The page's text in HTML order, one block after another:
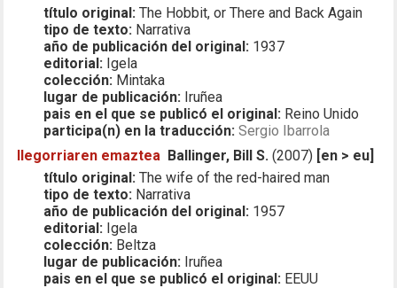
título original: The Hobbit, or There and Back Again
tipo de texto: Narrativa
año de publicación del original: 1937
editorial: Igela
colección: Mintaka
lugar de publicación: Iruñea
pais en el que se publicó el original: Reino Unido
participa(n) en la traducción: Sergio Ibarrola
Ilegorriaren emaztea Ballinger, Bill S. (2007) [en > eu]
título original: The wife of the red-haired man
tipo de texto: Narrativa
año de publicación del original: 1957
editorial: Igela
colección: Beltza
lugar de publicación: Iruñea
pais en el que se publicó el original: EEUU